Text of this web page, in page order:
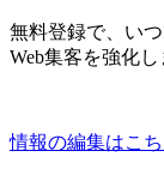
無料登録で、い
Web集客を強化し
情報の編集はこ